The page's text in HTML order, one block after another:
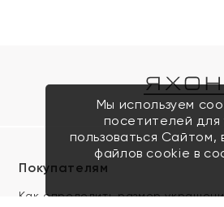
Покупателям
Как определить размер
Мы используем
посетителей
пользоваться Сайтом,
файлов cookie в